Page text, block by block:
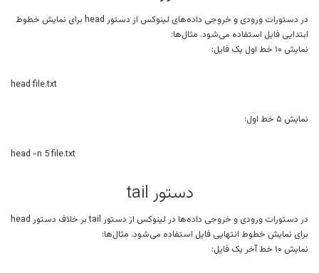
در دستورات ورودی و خروجی داده‌های لینوکس از دستور head برای نمایش خطوط
ابتدایی فایل استفاده می‌شود. مثال‌ها:
نمایش ۱۰ خط اول یک فایل:
head file.txt
نمایش ۵ خط اول:
head -n 5 file.txt
دستور tail
در دستورات ورودی و خروجی داده‌ها در لینوکس از دستور tail بر خلاف دستور head
برای نمایش خطوط انتهایی فایل استفاده می‌شود. مثال‌ها:
نمایش ۱۰ خط آخر یک فایل: